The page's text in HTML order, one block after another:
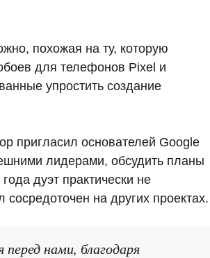
похожая на ту, которую
для телефонов Pixel и
упростить создание
пригласил основателей Google
лидерами, обсудить планы
дуэт практически не
на других проектах.
нами, благодаря